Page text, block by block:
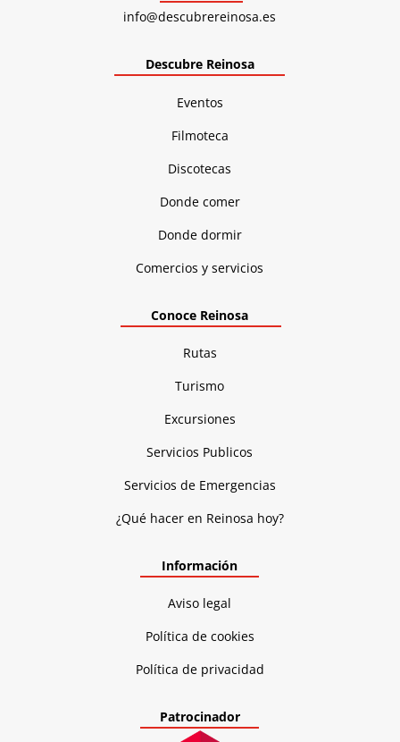
info@descubrereinosa.es
Descubre Reinosa
Eventos
Filmoteca
Discotecas
Donde comer
Donde dormir
Comercios y servicios
Conoce Reinosa
Rutas
Turismo
Excursiones
Servicios Publicos
Servicios de Emergencias
¿Qué hacer en Reinosa hoy?
Información
Aviso legal
Política de cookies
Política de privacidad
Patrocinador